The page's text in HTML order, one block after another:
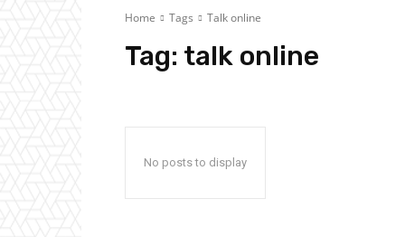
Home Tags Talk online
Tag: talk online
No posts to display